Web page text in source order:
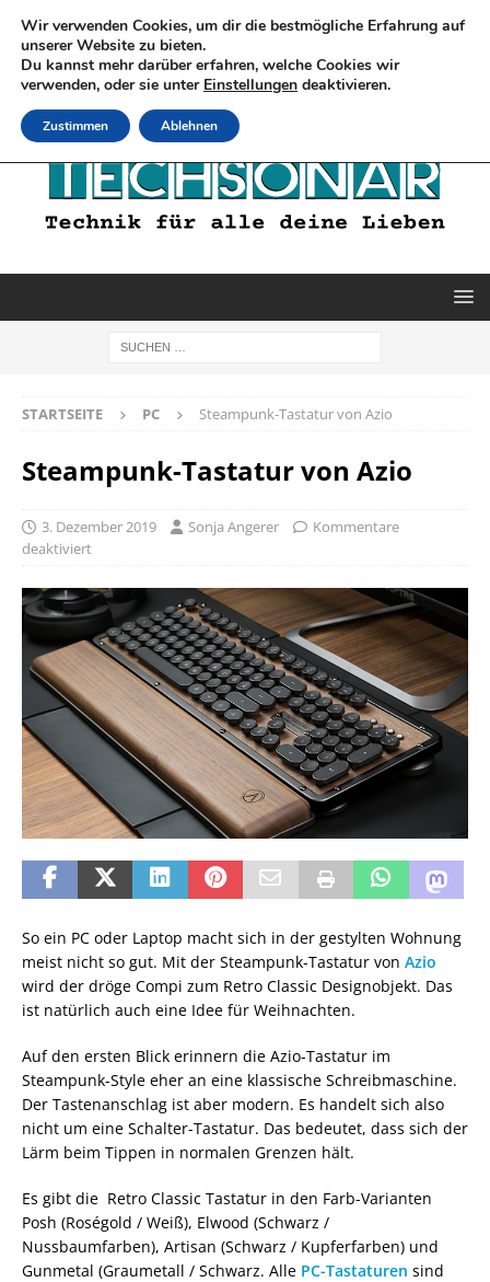
STARTSEITE PC Steampunk-Tastatur von Azio
Steampunk-Tastatur von Azio
3. Dezember 2019 Sonja Angerer
Kommentare
deaktiviert
So ein PC oder Laptop macht sich in der gestylten Wohnung
meist nicht so gut. Mit der Steampunk-Tastatur von Azio
wird der dröge Compi zum Retro Classic Designobjekt. Das
ist natürlich auch eine Idee für Weihnachten.
Auf den ersten Blick erinnern die Azio-Tastatur im
Steampunk-Style eher an eine klassische Schreibmaschine.
Der Tastenanschlag ist aber modern. Es handelt sich also
nicht um eine Schalter-Tastatur. Das bedeutet, dass sich der
Lärm beim Tippen in normalen Grenzen hält.
Es gibt die Retro Classic Tastatur in den Farb-Varianten
Posh (Roségold / Weiß), Elwood (Schwarz /
Nussbaumfarben), Artisan (Schwarz / Kupferfarben) und
Gunmetal (Graumetall / Schwarz. Alle PC-Tastaturen sind
Wir verwenden Cookies, um dir die bestmögliche Erfahrung auf
unserer Website zu bieten.
Du kannst mehr darüber erfahren, welche Cookies wir
verwenden, oder sie unter Einstellungen deaktivieren.
Zustimmen Ablehnen